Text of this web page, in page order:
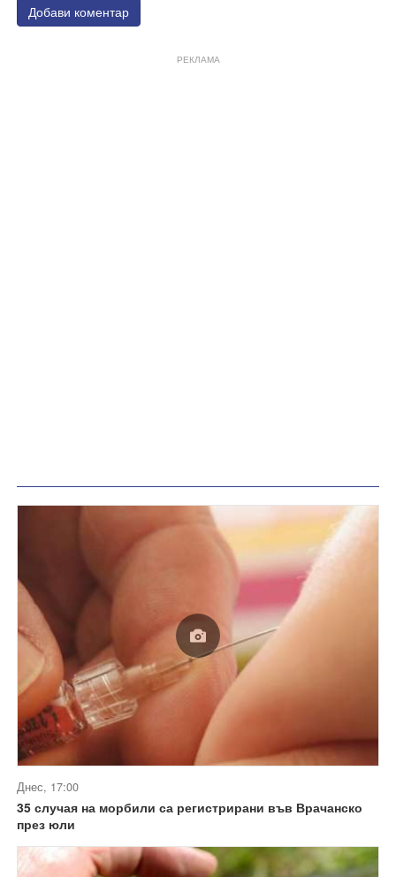
Добави коментар
РЕКЛАМА
Днес, 17:00
35 случая на морбили са регистрирани във Врачанско
през юли